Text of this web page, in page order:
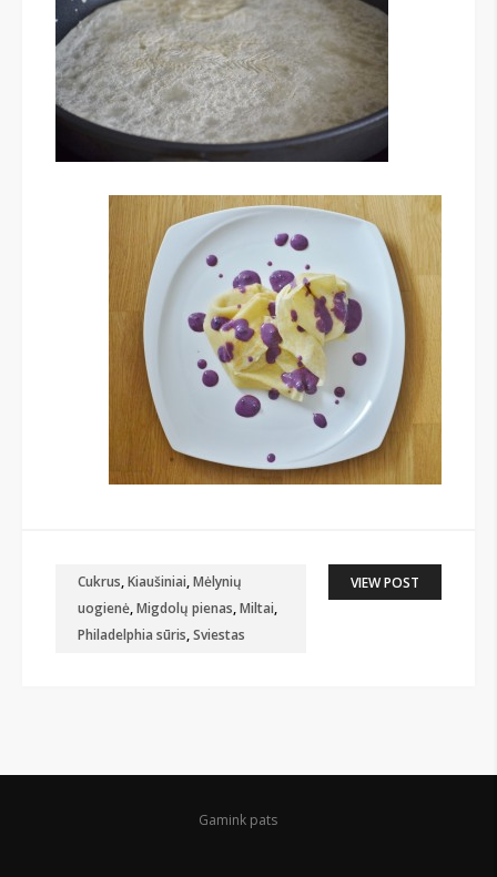
Cukrus,Kiaušiniai,Mėlynių
uogienė,Migdolų pienas,Miltai,
Philadelphia sūris,Sviestas
VIEW POST
Gamink pats